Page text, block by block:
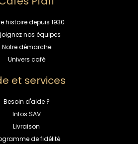
histoire depuis 1930
nos équipes
Notre démarche
Univers café
et services
Besoin d'aide ?
Infos SAV
Livraison
de fidélité